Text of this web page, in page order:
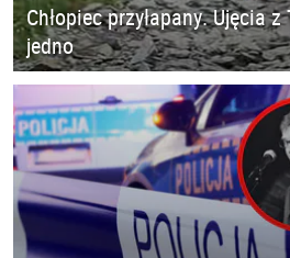
Chłopiec przyłapany. Ujęcia
jedno